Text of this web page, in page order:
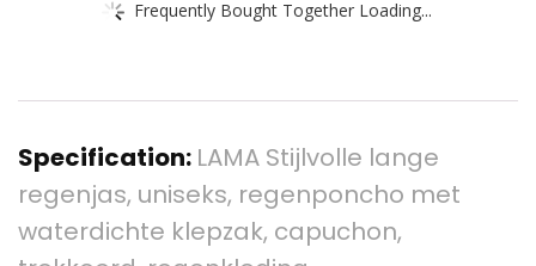
Frequently Bought Together Loading...
Specification: LAMA Stijlvolle lange
regenjas, uniseks, regenponcho met
waterdichte klepzak, capuchon,